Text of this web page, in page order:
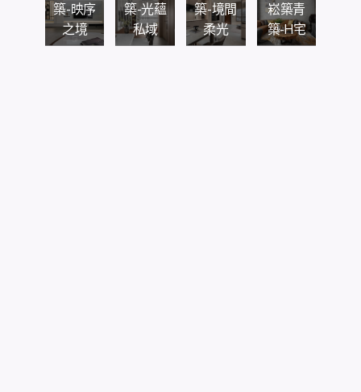
築-映序
之境
築-光蘊
私域
築-境間
柔光
崧築青
築-H宅